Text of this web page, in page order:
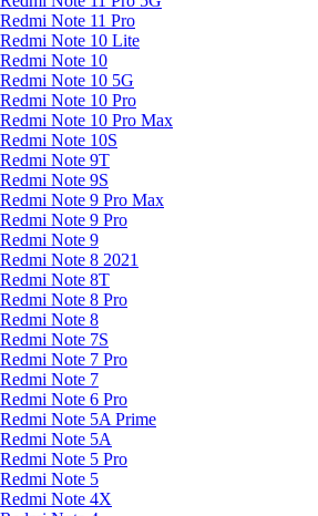
Redmi Note 11 Pro
Redmi Note 10 Lite
Redmi Note 10
Redmi Note 10 5G
Redmi Note 10 Pro
Redmi Note 10 Pro Max
Redmi Note 10S
Redmi Note 9T
Redmi Note 9S
Redmi Note 9 Pro Max
Redmi Note 9 Pro
Redmi Note 9
Redmi Note 8 2021
Redmi Note 8T
Redmi Note 8 Pro
Redmi Note 8
Redmi Note 7S
Redmi Note 7 Pro
Redmi Note 7
Redmi Note 6 Pro
Redmi Note 5A Prime
Redmi Note 5A
Redmi Note 5 Pro
Redmi Note 5
Redmi Note 4X